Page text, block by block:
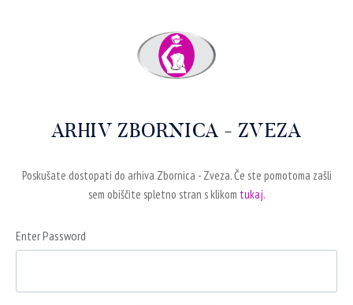
ARHIV ZBORNICA - ZVEZA
Poskušate dostopati do arhiva Zbornica - Zveza. Če ste pomotoma zašli
sem obiščite spletno stran s klikom tukaj.
Enter Password